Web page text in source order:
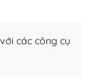
trợ
các công cụ